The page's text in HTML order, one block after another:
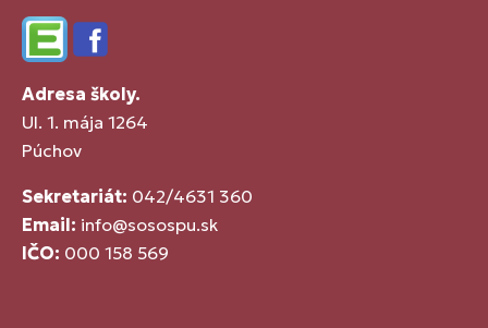
EdupageFacebook
Adresa školy.
Ul. 1. mája 1264
Púchov
Sekretariát: 042/4631 360
Email: info@sosospu.sk
IČO: 000 158 569